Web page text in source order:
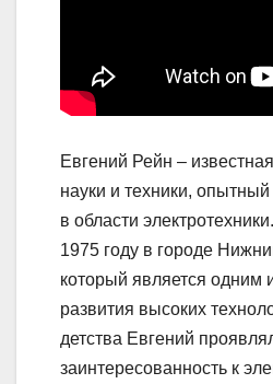
Евгений Рейн –
науки и техники,
в области
1975 году в городе
который является одним
развития высоких
детства Евгений
заинтересованность к